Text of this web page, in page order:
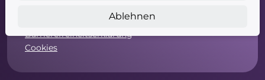
Barrierefreiheitserklärung
Cookies
Ablehnen